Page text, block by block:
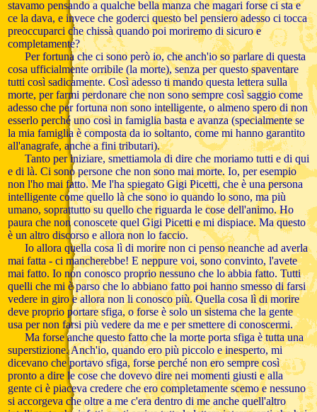
stavamo pensando a qualche bella manza che magari forse ci sta e
ce la dava, e invece che goderci questo bel pensiero adesso ci tocca
preoccuparci che chissà quando poi moriremo di sicuro e
completamente?
Per fortuna che ci sono però io, che anch'io so parlare di questa
cosa ufficialmente orribile (la morte), senza per questo spaventare
tutti così sadicamente. Così adesso ti mando questa lettera sulla
morte, per farmi perdonare che non sono sempre così saggio come
adesso che per fortuna non sono intelligente, o almeno spero di non
esserlo perché uno così in famiglia basta e avanza (specialmente se
la mia famiglia è composta da io soltanto, come mi hanno garantito
all'anagrafe, anche a fini tributari).
Tanto per iniziare, smettiamola di dire che moriamo tutti e di qui
e di là. Ci sono persone che non sono mai morte. Io, per esempio
non l'ho mai fatto. Me l'ha spiegato Gigi Picetti, che è una persona
intelligente come quello là che sono io quando lo sono, ma più
umano, soprattutto su quello che riguarda le cose dell'animo. Ho
paura che non conoscete quel Gigi Picetti e mi dispiace. Ma questo
è un altro discorso e allora non lo faccio.
Io allora quella cosa lì di morire non ci penso neanche ad averla
mai fatta - ci mancherebbe! E neppure voi, sono convinto, l'avete
mai fatto. Io non conosco proprio nessuno che lo abbia fatto. Tutti
quelli che mi è parso che lo abbiano fatto poi hanno smesso di farsi
vedere in giro e allora non li conosco più. Quella cosa lì di morire
deve proprio portare sfiga, o forse è solo un sistema che la gente
usa per non farsi più vedere da me e per smettere di conoscermi.
Ma forse anche questo fatto che la morte porta sfiga è tutta una
superstizione. Anch'io, quando ero più piccolo e inesperto, mi
dicevano che portavo sfiga, forse perché non ero sempre così
pronto a dire le cose che dovevo dire nei momenti giusti e alla
gente ci è piaceva credere che ero completamente scemo e nessuno
si accorgeva che oltre a me c'era dentro di me anche quell'altro